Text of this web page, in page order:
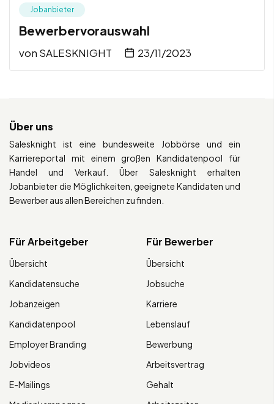
Jobanbieter
Bewerbervorauswahl
von SALESKNIGHT 23/11/2023
Über uns
Salesknight ist eine bundesweite Jobbörse und ein
Karriereportal mit einem großen Kandidatenpool für
Handel und Verkauf. Über Salesknight erhalten
Jobanbieter die Möglichkeiten, geeignete Kandidaten und
Bewerber aus allen Bereichen zu finden.
Für Arbeitgeber
Übersicht
Kandidatensuche
Jobanzeigen
Kandidatenpool
Employer Branding
Jobvideos
E-Mailings
Für Bewerber
Übersicht
Jobsuche
Karriere
Lebenslauf
Bewerbung
Arbeitsvertrag
Gehalt